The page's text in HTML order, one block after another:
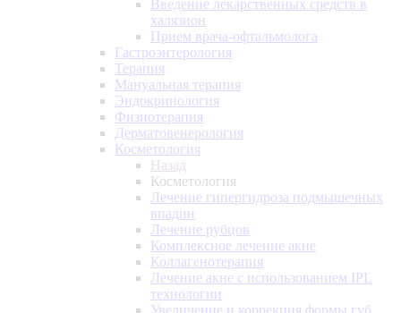
Введение лекарственных средств в
халязион
Прием врача-офтальмолога
Гастроэнтерология
Терапия
Мануальная терапия
Эндокринология
Физиотерапия
Дерматовенерология
Косметология
Назад
Косметология
Лечение гипергидроза подмышечных
впадин
Лечение рубцов
Комплексное лечение акне
Коллагенотерапия
Лечение акне с использованием IPL
технологии
Увеличение и коррекция формы губ